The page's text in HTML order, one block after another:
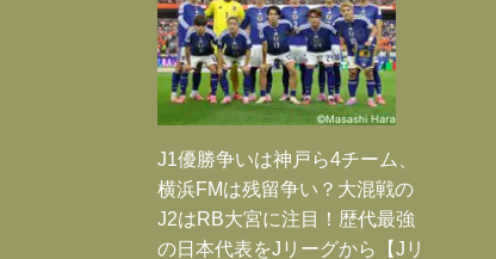
J1優勝争いは神戸ら4チーム、
横浜FMは残留争い？大混戦の
J2はRB大宮に注目！歴代最強
の日本代表をJリーグから【Jリ